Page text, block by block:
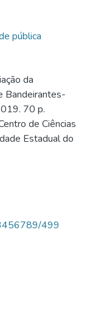
pública
da
Bandeirantes-
70 p.
de Ciências
Estadual do
499